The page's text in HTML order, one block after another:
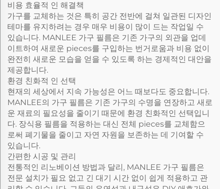
비용 효율적 인 해결책
가구를 교체하는 것은 특히 공간 전반에 걸쳐 일관된 디자인
테마를 유지하려는 경우 매우 비용이 많이 드는 작업일 수
있습니다. MANLEE 가구 필름은 기존 가구의 외관을 업데
이트하여 새로운 pieces를 구입하는 번거로움과 비용 없이
완전히 새로운 모습을 얻을 수 있도록 하는 경제적인 대안을
제공합니다.
환경 친화적 인 선택
현재의 세상에서 지속 가능성은 어느 때보다도 중요합니다.
MANLEE의 가구 필름은 기존 가구의 수명을 연장하고 새로
운 재료의 필요성을 줄이기 때문에 환경 친화적인 선택입니
다. 장식용 필름을 적용하는 대신 전체 pieces를 교체함으
로써 폐기물을 줄이고 자연 자원을 보존하는 데 기여할 수
있습니다.
간편한 시공 및 관리
전통적인 리노베이션 방법과 달리, MANLEE 가구 필름은
전문 설치가 필요 없고 긴 대기 시간 없이 쉽게 적용하고 관